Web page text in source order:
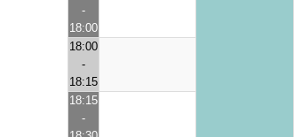
-
18:00
18:00
-
18:15
18:15
-